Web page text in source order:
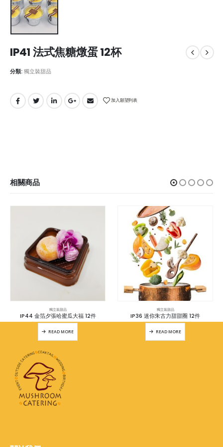
IP41 法式焦糖燉蛋 12杯
分類:獨立裝甜品
加入願望列表
相關商品
獨立裝甜品
IP44 金箔夕張哈蜜瓜大福 12件
READ MORE
獨立裝甜品
IP36 迷你朱古力甜甜圈 12件
READ MORE